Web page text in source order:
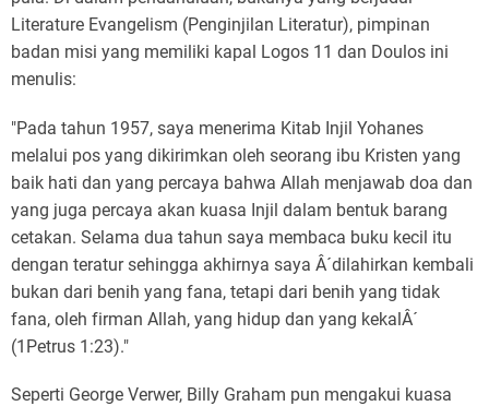
Literature Evangelism (Penginjilan Literatur), pimpinan
badan misi yang memiliki kapal Logos 11 dan Doulos ini
menulis:
"Pada tahun 1957, saya menerima Kitab Injil Yohanes
melalui pos yang dikirimkan oleh seorang ibu Kristen yang
baik hati dan yang percaya bahwa Allah menjawab doa dan
yang juga percaya akan kuasa Injil dalam bentuk barang
cetakan. Selama dua tahun saya membaca buku kecil itu
dengan teratur sehingga akhirnya saya Â´dilahirkan kembali
bukan dari benih yang fana, tetapi dari benih yang tidak
fana, oleh firman Allah, yang hidup dan yang kekalÂ´
(1Petrus 1:23)."
Seperti George Verwer, Billy Graham pun mengakui kuasa